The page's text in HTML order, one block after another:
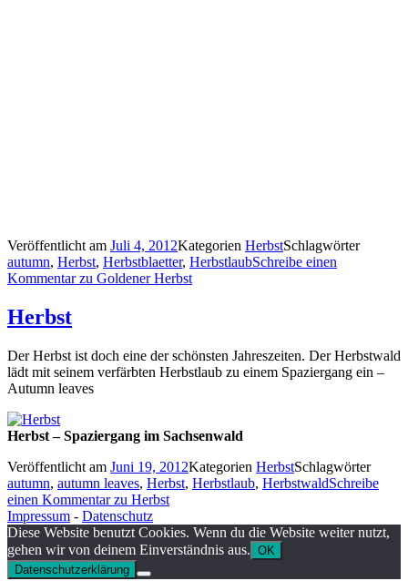
Veröffentlicht am Juli 4, 2012Kategorien HerbstSchlagwörter
autumn, Herbst, Herbstblaetter, HerbstlaubSchreibe einen
Kommentarzu Goldener Herbst
Herbst
Der Herbst ist doch eine der schönsten Jahreszeiten. Der Herbstwald
lädt mit seinem verfärbten Herbstlaub zu einem Spaziergang ein –
Autumn leaves
Herbst – Spaziergang im Sachsenwald
Veröffentlicht am Juni 19, 2012Kategorien HerbstSchlagwörter
autumn, autumn leaves, Herbst, Herbstlaub, HerbstwaldSchreibe
einen Kommentarzu Herbst
Impressum - Datenschutz
Diese Website benutzt Cookies. Wenn du die Website weiter nutzt,
gehen wir von deinem Einverständnis aus. OK
Datenschutzerklärung